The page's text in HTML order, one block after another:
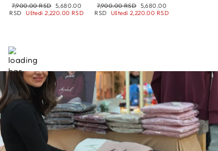
Regularna
cena
7,900.00 RSD Snižena
cena
5,680.00
RSD
Uštedi2,220.00 RSD
Regularna
cena
7,900.00 RSD Snižena
cena
5,680.00
RSD
Uštedi 2,220.00 RSD